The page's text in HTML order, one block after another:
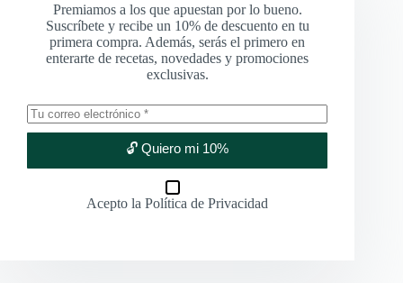
Premiamos a los que apuestan por lo bueno.
Suscríbete y recibe un 10% de descuento en tu
primera compra. Además, serás el primero en
enterarte de recetas, novedades y promociones
exclusivas.
🔓 Quiero mi 10%
Acepto laPolítica de Privacidad